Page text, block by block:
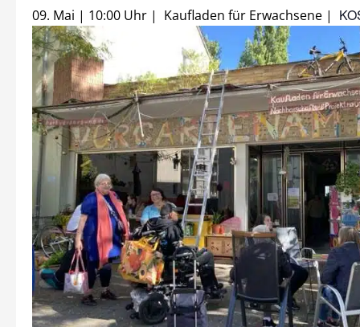
09. Mai | 10:00 Uhr | Kaufladen für Erwachsene |